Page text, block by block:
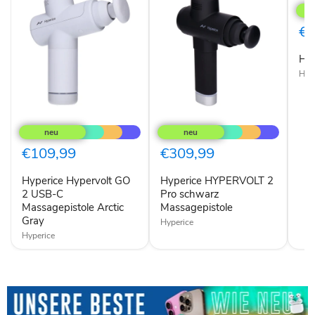
Hypervolt
GO
2
USB-
Massagepistole
Arctic
Gray
€109,99
Hyperice Hypervolt GO
2 USB-C
Massagepistole Arctic
Gray
Hyperice
HYPERVOLT
2
Pro
schwarz
€309,99
Hyperice HYPERVOLT 2
Pro schwarz
Massagepistole
Hyperice
Go